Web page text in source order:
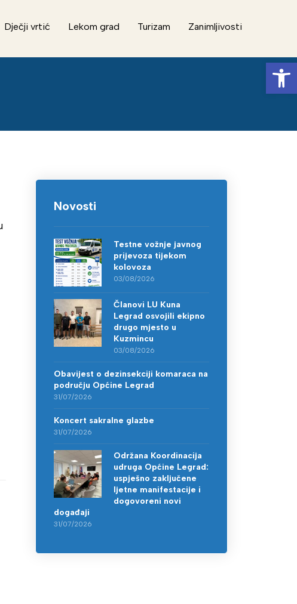
Dječji vrtić Lekom grad Turizam
Zanimljivosti
Novosti
Testne vožnje javnog
prijevoza tijekom
kolovoza
03/08/2026
Članovi LU Kuna
Legrad osvojili ekipno
drugo mjesto u
Kuzmincu
03/08/2026
Obavijest o dezinsekciji komaraca na
području Općine Legrad
31/07/2026
Koncert sakralne glazbe
31/07/2026
Održana Koordinacija
udruga Općine Legrad:
uspješno zaključene
ljetne manifestacije i
dogovoreni novi
događaji
31/07/2026